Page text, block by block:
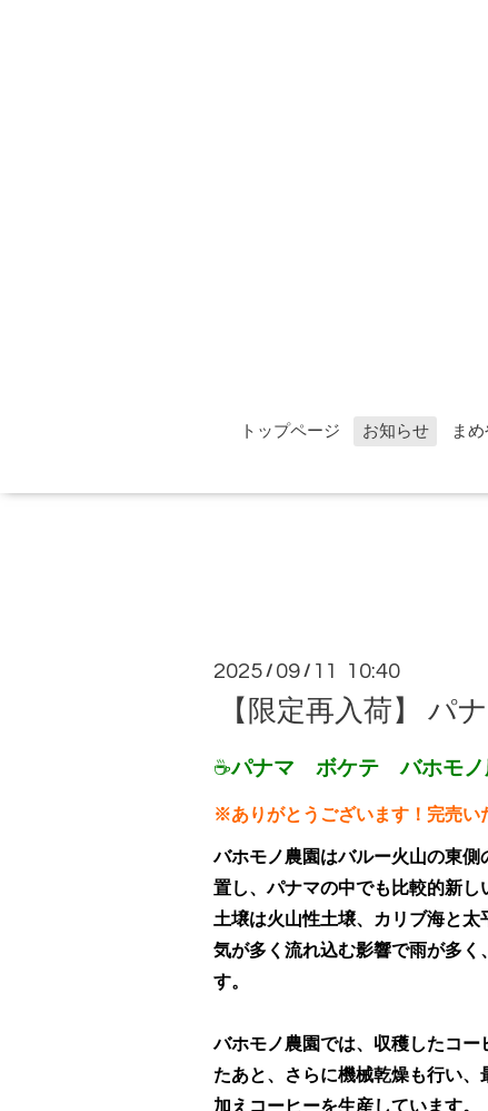
トップページ お知らせ ま
2025 / 09 / 11 10:40
【限定再入荷】
☕パナマ ボケテ バホモ
※ありがとうございます！完売い
バホモノ農園はバルー火山の東
置し、パナマの中でも比較的新し
土壌は火山性土壌、カリブ海と
気が多く流れ込む影響で雨が多く
す。
バホモノ農園では、収穫したコー
たあと、
さらに機械乾燥も行い
加えコーヒーを生産しています。